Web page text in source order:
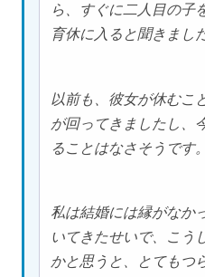
ら、すぐに二人目の子
育休に入ると聞きまし
以前も、彼女が休むこ
が回ってきましたし、
ることはなさそうです。
私は結婚には縁がなか
いてきたせいで、こう
かと思うと、とてもつ